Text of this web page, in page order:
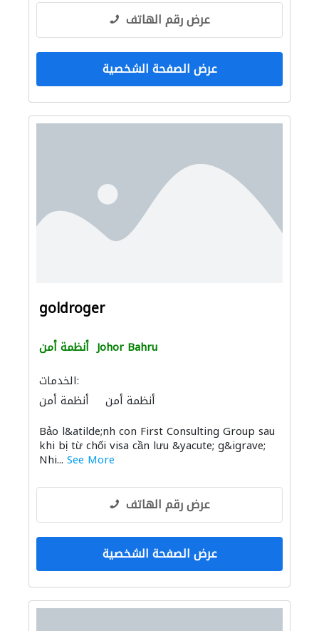
عرض رقم الهاتف
عرض الصفحة الشخصية
goldroger
أنظمة أمن Johor Bahru
الخدمات:
أنظمة أمن
أنظمة أمن
Bảo l&atilde;nh con First Consulting Group sau
khi bị từ chối visa cần lưu &yacute; g&igrave;
Nhi... See More
عرض رقم الهاتف
عرض الصفحة الشخصية